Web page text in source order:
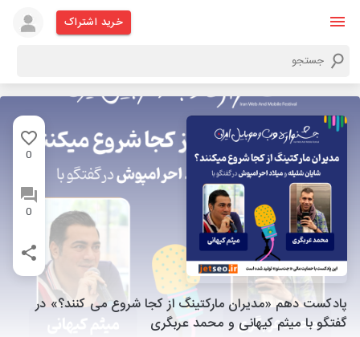
خرید اشتراک
0
0
پادکست دهم «مدیران مارکتینگ از کجا شروع می کنند؟» در
گفتگو با میثم کیهانی و محمد عربگری